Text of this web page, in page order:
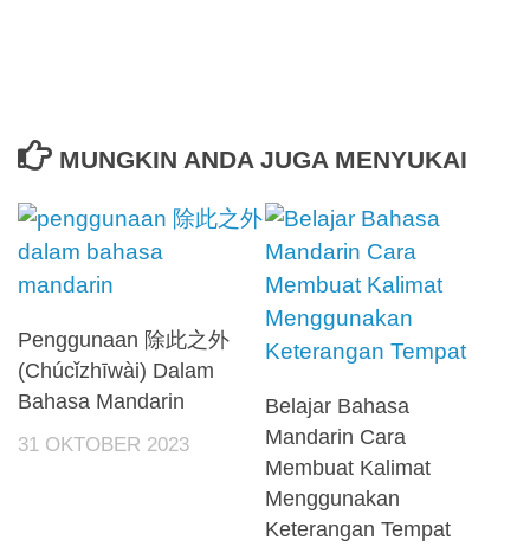
MUNGKIN ANDA JUGA MENYUKAI
Penggunaan 除此之外
(Chúcǐzhīwài) Dalam
Bahasa Mandarin
31 OKTOBER 2023
Belajar Bahasa
Mandarin Cara
Membuat Kalimat
Menggunakan
Keterangan Tempat